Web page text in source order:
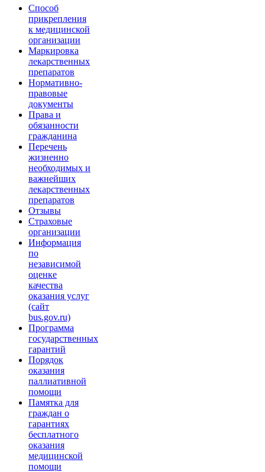
Способ
прикрепления
к медицинской
организации
Маркировка
лекарственных
препаратов
Нормативно-
правовые
документы
Права и
обязанности
гражданина
Перечень
жизненно
необходимых и
важнейших
лекарственных
препаратов
Отзывы
Страховые
организации
Информация
по
независимой
оценке
качества
оказания услуг
(сайт
bus.gov.ru)
Программа
государственных
гарантий
Порядок
оказания
паллиативной
помощи
Памятка для
граждан о
гарантиях
бесплатного
оказания
медицинской
помощи